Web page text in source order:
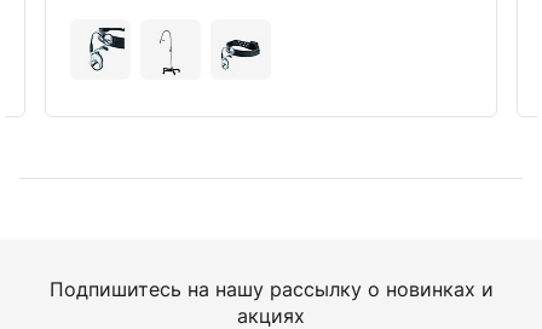
Подпишитесь на нашу рассылку о новинках и
акциях